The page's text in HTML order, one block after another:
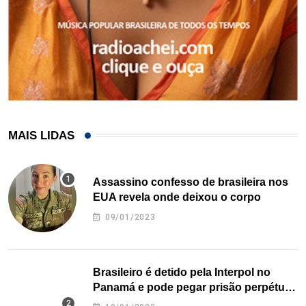
MAIS LIDAS
Assassino confesso de brasileira nos
EUA revela onde deixou o corpo
09/01/2023
Brasileiro é detido pela Interpol no
Panamá e pode pegar prisão perpétua
nos EUA